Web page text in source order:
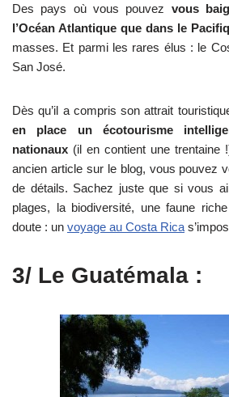
Des pays où vous pouvez vous
l’Océan Atlantique que dans le
masses. Et parmi les rares élus : le
San José.
Dès qu’il a compris son attrait
en place un écotourisme
nationaux (il en contient une trentaine
ancien article sur le blog, vous pouvez
de détails. Sachez juste que si vous
plages, la biodiversité, une faune
doute : un voyage au Costa Rica
3/ Le Guatémala :